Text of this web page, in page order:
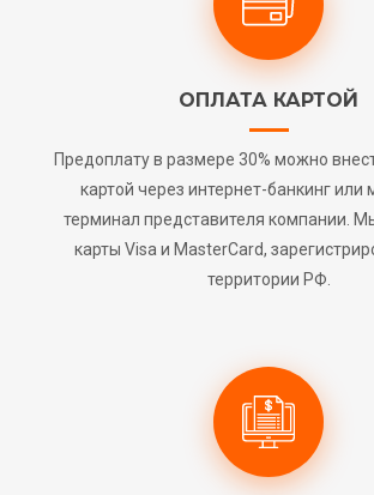
ОПЛАТА КАРТОЙ
Предоплату в размере 30% можно
картой через интернет-банкинг или
терминал представителя компании.
карты Visa и MasterCard,
территории РФ.